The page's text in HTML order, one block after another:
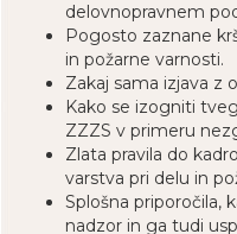
delovnopravnem
Pogosto zaznane
in požarne varnosti.
Zakaj sama izjava z
Kako se izogniti
ZZZS v primeru
Zlata pravila do
varstva pri delu in
Splošna priporočila,
nadzor in ga tudi